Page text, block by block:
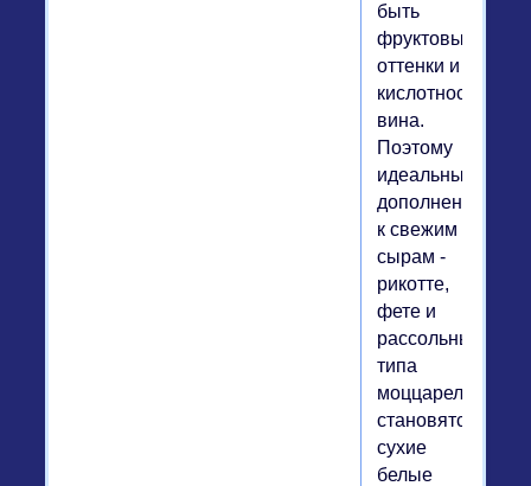
быть
фруктовые
оттенки и
кислотность
вина.
Поэтому
идеальным
дополнением
к свежим
сырам -
рикотте,
фете и
рассольным
типа
моццареллы
становятся
сухие
белые